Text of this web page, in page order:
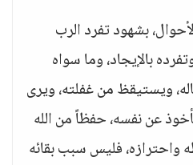
بشهود تفرد الرب
بالإيجاد، وما سواه
ويستيقظ من غفلته، ويرى
عن نفسه، حفظاً من الله
واحترازه، فليس سبب بقائه